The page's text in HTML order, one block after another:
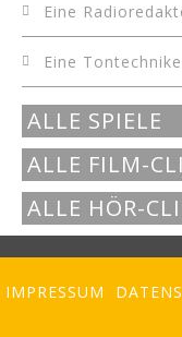
Eine
Eine
ALLE SPIELE
ALLE FILM-
ALLE HÖR-
IMPRESSUM